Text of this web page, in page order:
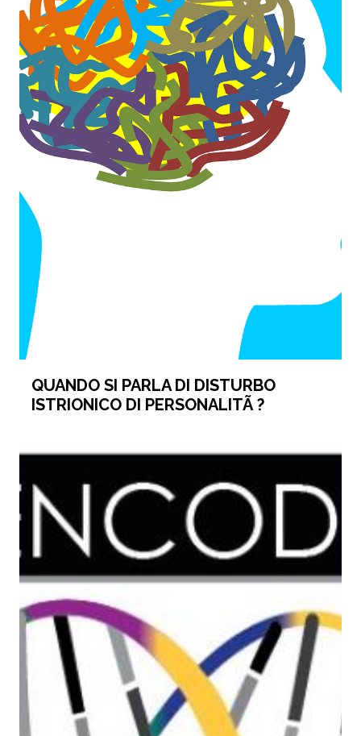
QUANDO SI PARLA DI DISTURBO
ISTRIONICO DI PERSONALITÃ ?